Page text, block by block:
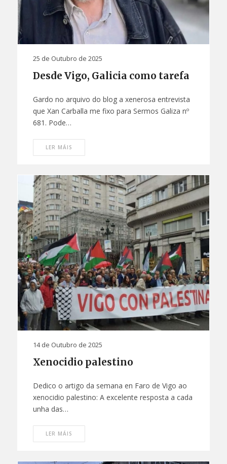
Desde Vigo, Galicia como tarefa
25 de Outubro de 2025
Gardo no arquivo do blog a xenerosa entrevista
que Xan Carballa me fixo para Sermos Galiza nº
681. Pode…
LER MÁIS
Xenocidio palestino
14 de Outubro de 2025
Dedico o artigo da semana en Faro de Vigo ao
xenocidio palestino: A excelente resposta a cada
unha das…
LER MÁIS